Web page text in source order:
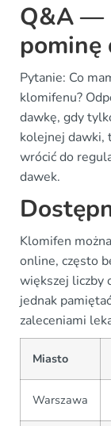
Q&A —
pominę
Pytanie: Co
klomifenu?
dawkę, gdy
kolejnej dawki,
wrócić do
dawek.
Klomifen
online, często
większej liczby
jednak
zaleceniami
Miasto
Warszawa